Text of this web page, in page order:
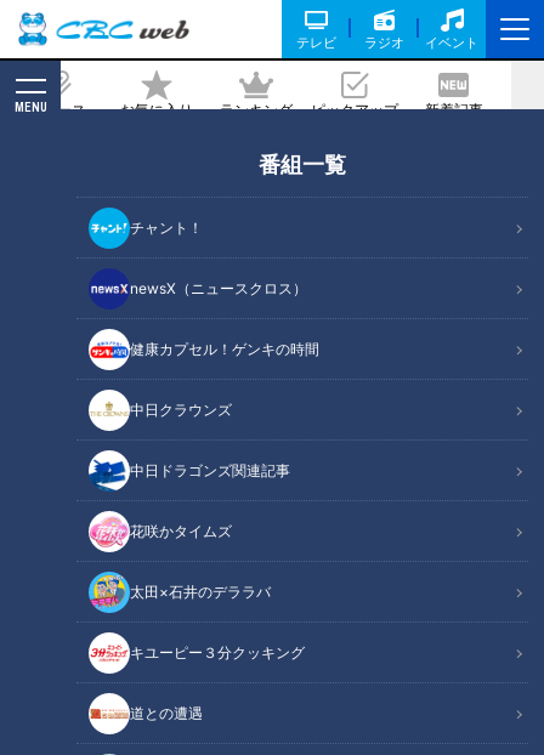
テレビ ラジオ イベント
ニュース お気に入り ランキング ピックアップ 新着記事
MENU
番組一覧
チャント！
newsX（ニュースクロス）
健康カプセル！ゲンキの時間
中日クラウンズ
中日ドラゴンズ関連記事
花咲かタイムズ
太田×石井のデララバ
キユーピー３分クッキング
道との遭遇
井上ドラゴンズ逆襲への手応え
2025/02/12 17:50
井上一樹監督(C)CBCテレビ
中日ドラゴンズ
ドラ検1級コラム